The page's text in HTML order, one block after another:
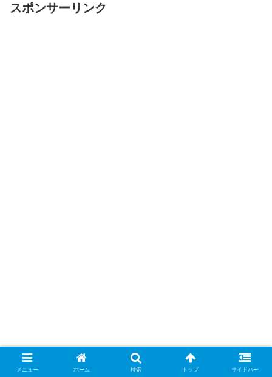
スポンサーリンク
メニュー ホーム 検索 トップ サイドバー